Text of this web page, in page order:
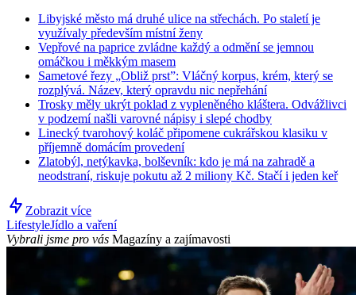
Libyjské město má druhé ulice na střechách. Po staletí je
využívaly především místní ženy
Vepřové na paprice zvládne každý a odmění se jemnou
omáčkou i měkkým masem
Sametové řezy „Obliž prst”: Vláčný korpus, krém, který se
rozplývá. Název, který opravdu nic nepřehání
Trosky měly ukrýt poklad z vypleněného kláštera. Odvážlivci
v podzemí našli varovné nápisy i slepé chodby
Linecký tvarohový koláč připomene cukrářskou klasiku v
příjemně domácím provedení
Zlatobýl, netýkavka, bolševník: kdo je má na zahradě a
neodstraní, riskuje pokutu až 2 miliony Kč. Stačí i jeden keř
Zobrazit více
LifestyleJídlo a vaření
Vybrali jsme pro vás Magazíny a zajímavosti